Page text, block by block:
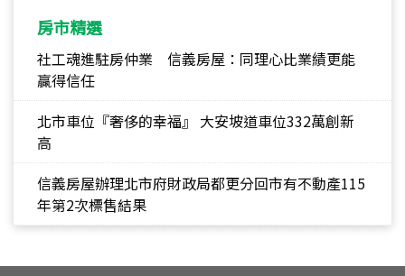
房市精選
社工魂進駐房仲業 信義房屋：同理心比業績更能
贏得信任
北市車位『奢侈的幸福』 大安坡道車位332萬創新
高
信義房屋辦理北市府財政局都更分回市有不動產115
年第2次標售結果